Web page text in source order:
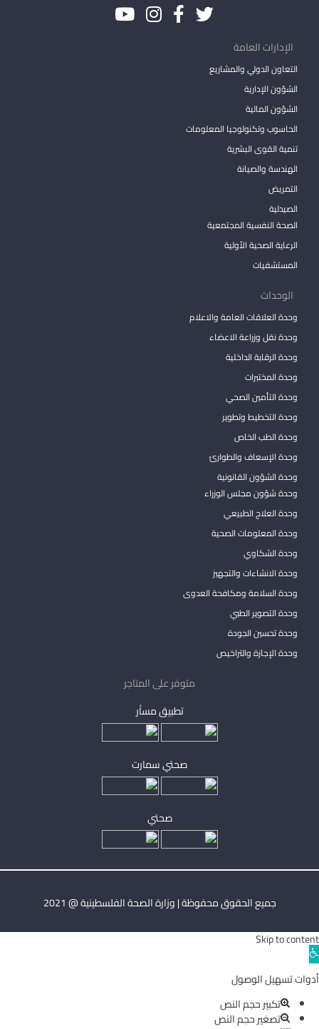
الإدارات العامة
التعاون الدولي والمشاريع
الشؤون الإدارية
الشؤون المالية
الحاسوب وتكنولوجيا المعلومات
تنمية القوى البشرية
الهندسة والصيانة
التمريض
الصيدلية
الصحة النفسية المجتمعية
الرعاية الصحية الأولية
المستشفيات
الوحدات
وحدة العلاقات العامة والاعلام
وحدة نقل وزراعة الاعضاء
وحدة الرقابة الداخلية
وحدة المختبرات
وحدة التأمين الصحي
وحدة التخطيط وتطوير
وحدة الطب الخاص
وحدة الإسعاف والطوارئ
وحدة الشؤون القانونية
وحدة شؤون مجلس الوزراء
وحدة العلاج الطبيعي
وحدة المعلومات الصحية
وحدة الشكاوي
وحدة الانشاءات والتجهيز
وحدة السلامة ومكافحة العدوى
وحدة التصوير الطبي
وحدة تحسين الجودة
وحدة الإجازة والتراخيص
متوفر على المتاجر
تطبيق مساْر
صحتي سمارت
صحتي
جميع الحقوق محفوظة | وزارة الصحة الفلسطينية @ 2021
Skip to content
Open
toolbar
أدوات تسهيل الوصول
تكبير حجم النص
تصغير حجم النص